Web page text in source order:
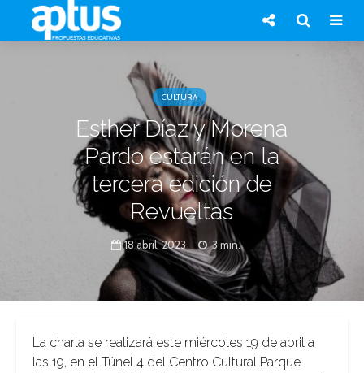
CULTURA
Esther Díaz y Morena
Pardo estarán en la
tercera edición de
Revueltas
18 abril, 2023 3 min.
La charla se realizará este miércoles 19 de abril a
las 19, en el Túnel 4 del Centro Cultural Parque